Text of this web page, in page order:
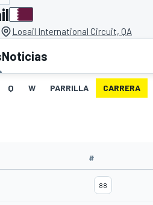
WRC
Losail International Circuit, QA
Noticias
Q W PARRILLA CARRERA
#
88